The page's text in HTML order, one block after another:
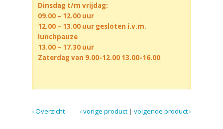
Dinsdag t/m vrijdag:
09.00 – 12.00 uur
12.00 – 13.00 uur gesloten i.v.m.
lunchpauze
13.00 – 17.30 uur
Zaterdag van 9.00-12.00 13.00-16.00
‹ Overzicht volgende product ›
|
‹ vorige product